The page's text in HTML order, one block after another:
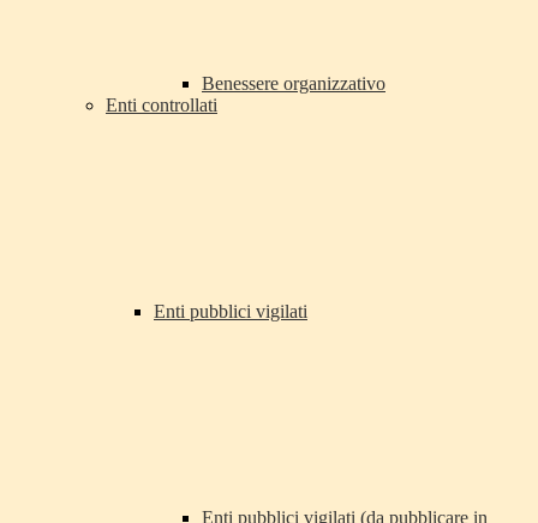
Benessere organizzativo
Enti controllati
Enti pubblici vigilati
Enti pubblici vigilati (da pubblicare in